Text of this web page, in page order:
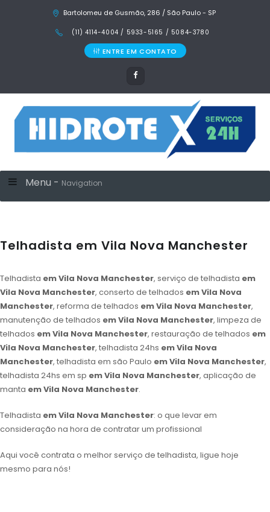
Bartolomeu de Gusmão, 286 / São Paulo - SP
(11) 4114-4004 / 5933-5165 / 5084-3780
ENTRE EM CONTATO
Menu - Navigation
Telhadista em Vila Nova Manchester
Telhadista em Vila Nova Manchester, serviço de telhadista em
Vila Nova Manchester, conserto de telhados em Vila Nova
Manchester, reforma de telhados em Vila Nova Manchester,
manutenção de telhados em Vila Nova Manchester, limpeza de
telhados em Vila Nova Manchester, restauração de telhados em
Vila Nova Manchester, telhadista 24hs em Vila Nova
Manchester, telhadista em são Paulo em Vila Nova Manchester,
telhadista 24hs em sp em Vila Nova Manchester, aplicação de
manta em Vila Nova Manchester.
Telhadista em Vila Nova Manchester: o que levar em
consideração na hora de contratar um profissional
Aqui você contrata o melhor serviço de telhadista, ligue hoje
mesmo para nós!